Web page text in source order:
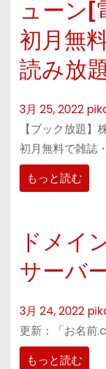
ューン[
初月無
読み放
3月 25, 2022
【ブック放題
初月無料で雑誌
もっと読む
ドメイ
サーバ
3月 24, 2022
更新：「お名前
もっと読む